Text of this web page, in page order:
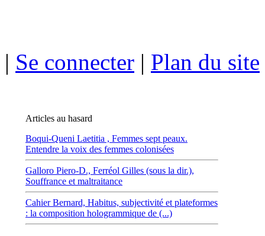
| Se connecter | Plan du site
Articles au hasard
Boqui-Queni Laetitia , Femmes sept peaux.
Entendre la voix des femmes colonisées
Galloro Piero-D., Ferréol Gilles (sous la dir.),
Souffrance et maltraitance
Cahier Bernard, Habitus, subjectivité et plateformes
: la composition hologrammique de (...)